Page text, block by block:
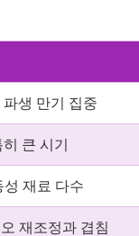
생 만기 집중
큰 시기
성 재료 다수
재조정과 겹침